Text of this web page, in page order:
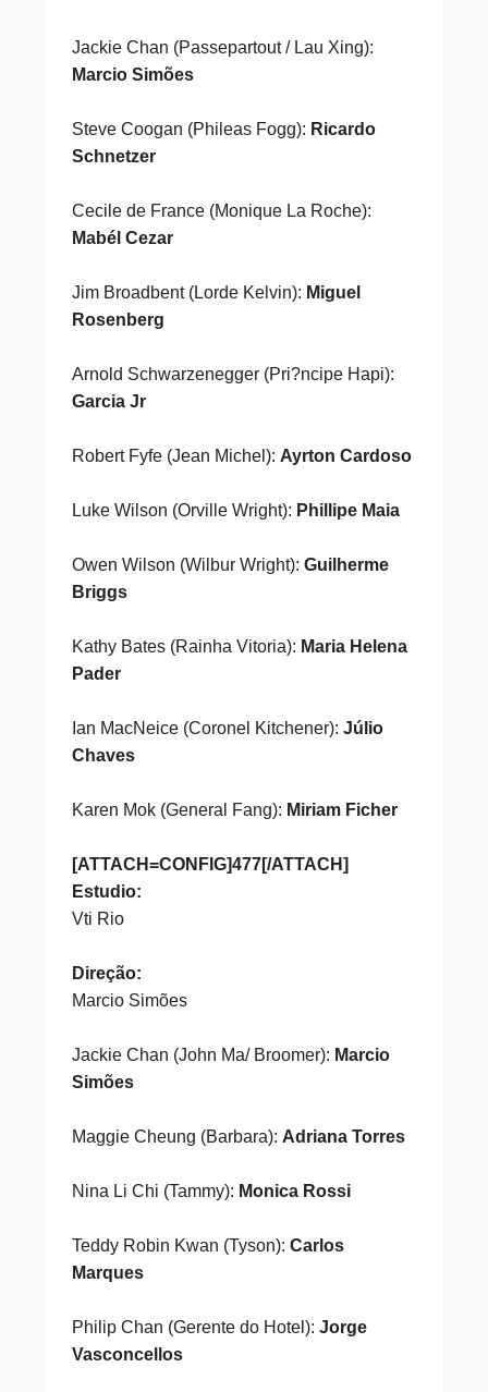
Jackie Chan (Passepartout / Lau Xing):
Marcio Simões
Steve Coogan (Phileas Fogg): Ricardo
Schnetzer
Cecile de France (Monique La Roche):
Mabél Cezar
Jim Broadbent (Lorde Kelvin): Miguel
Rosenberg
Arnold Schwarzenegger (Pri?ncipe Hapi):
Garcia Jr
Robert Fyfe (Jean Michel): Ayrton Cardoso
Luke Wilson (Orville Wright): Phillipe Maia
Owen Wilson (Wilbur Wright): Guilherme
Briggs
Kathy Bates (Rainha Vitoria): Maria Helena
Pader
Ian MacNeice (Coronel Kitchener): Júlio
Chaves
Karen Mok (General Fang): Miriam Ficher
[ATTACH=CONFIG]477[/ATTACH]
Estudio:
Vti Rio
Direção:
Marcio Simões
Jackie Chan (John Ma/ Broomer): Marcio
Simões
Maggie Cheung (Barbara): Adriana Torres
Nina Li Chi (Tammy): Monica Rossi
Teddy Robin Kwan (Tyson): Carlos
Marques
Philip Chan (Gerente do Hotel): Jorge
Vasconcellos